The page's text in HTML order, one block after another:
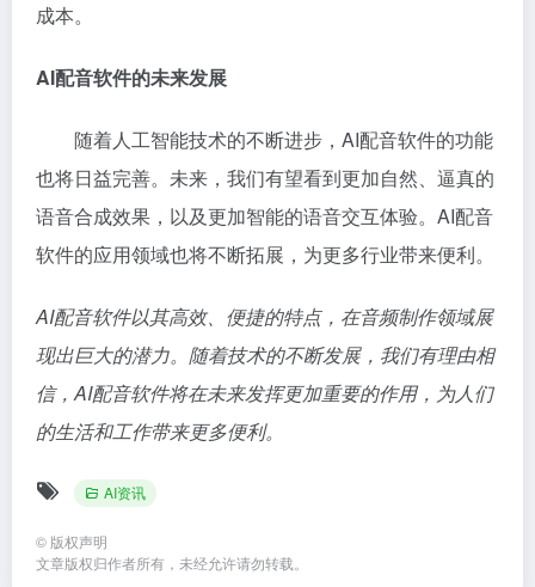
成本。
AI配音软件的未来发展
随着人工智能技术的不断进步，AI配音软件的功能
也将日益完善。未来，我们有望看到更加自然、逼真的
语音合成效果，以及更加智能的语音交互体验。AI配音
软件的应用领域也将不断拓展，为更多行业带来便利。
AI配音软件以其高效、便捷的特点，在音频制作领域展
现出巨大的潜力。随着技术的不断发展，我们有理由相
信，AI配音软件将在未来发挥更加重要的作用，为人们
的生活和工作带来更多便利。
AI资讯
© 版权声明
文章版权归作者所有，未经允许请勿转载。